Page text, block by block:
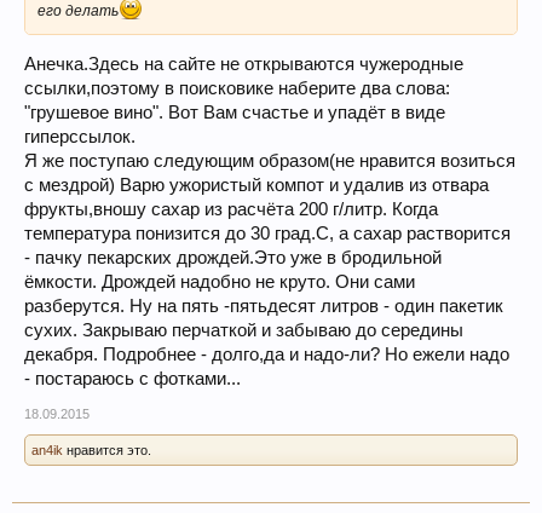
его делать
Анечка.Здесь на сайте не открываются чужеродные
ссылки,поэтому в поисковике наберите два слова:
"грушевое вино". Вот Вам счастье и упадёт в виде
гиперссылок.
Я же поступаю следующим образом(не нравится возиться
с мездрой) Варю ужористый компот и удалив из отвара
фрукты,вношу сахар из расчёта 200 г/литр. Когда
температура понизится до 30 град.С, а сахар растворится
- пачку пекарских дрождей.Это уже в бродильной
ёмкости. Дрождей надобно не круто. Они сами
разберутся. Ну на пять -пятьдесят литров - один пакетик
сухих. Закрываю перчаткой и забываю до середины
декабря. Подробнее - долго,да и надо-ли? Но ежели надо
- постараюсь с фотками...
18.09.2015
an4ik нравится это.